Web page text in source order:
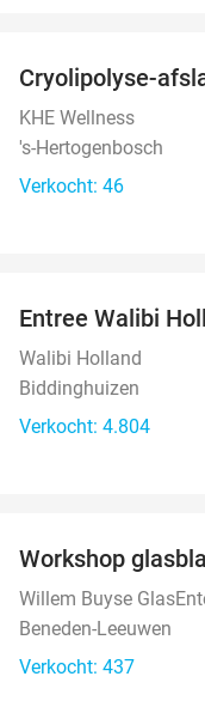
Cryolipolyse-
KHE Wellness
's-Hertogenbosch
Verkocht: 46
Entree Walibi
Walibi Holland
Biddinghuizen
Verkocht: 4.804
Workshop
Willem Buyse
Beneden-Leeuwen
Verkocht: 437